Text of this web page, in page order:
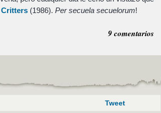
Critters(1986). Per secuela secuelorum!
9 comentarios
Tweet